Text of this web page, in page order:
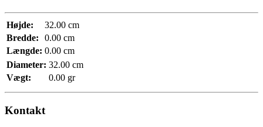
Højde:
32.00 cm
Bredde:
0.00 cm
Længde: 0.00 cm
Diameter: 32.00 cm
Vægt:
0.00 gr
Kontakt